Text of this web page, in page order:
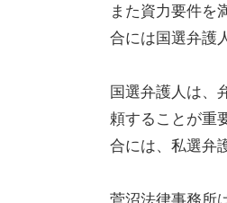
また資力要件を
合には国選弁護
国選弁護人は、
頼することが重
合には、私選弁
菅沼法律事務所